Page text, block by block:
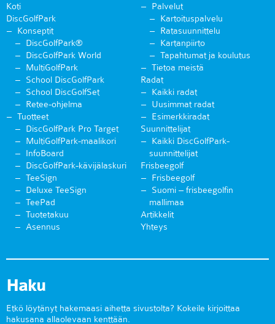
Koti
DiscGolfPark
Konseptit
DiscGolfPark®
DiscGolfPark World
MultiGolfPark
School DiscGolfPark
School DiscGolfSet
Retee-ohjelma
Tuotteet
DiscGolfPark Pro Target
MultiGolfPark-maalikori
InfoBoard
DiscGolfPark-kävijälaskuri
TeeSign
Deluxe TeeSign
TeePad
Tuotetakuu
Asennus
Palvelut
Kartoituspalvelu
Ratasuunnittelu
Kartanpiirto
Tapahtumat ja koulutus
Tietoa meistä
Radat
Kaikki radat
Uusimmat radat
Esimerkkiradat
Suunnittelijat
Kaikki DiscGolfPark-
suunnittelijat
Frisbeegolf
Frisbeegolf
Suomi – frisbeegolfin
mallimaa
Artikkelit
Yhteys
Haku
Etkö löytänyt hakemaasi aihetta sivustolta? Kokeile kirjoittaa
hakusana allaolevaan kenttään.